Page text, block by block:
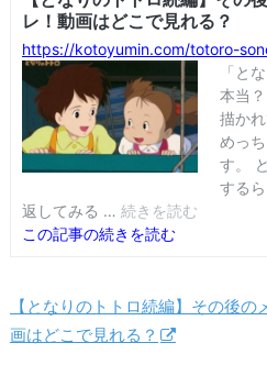
【となりのトトロ続編】その後
画はどこで見れる？